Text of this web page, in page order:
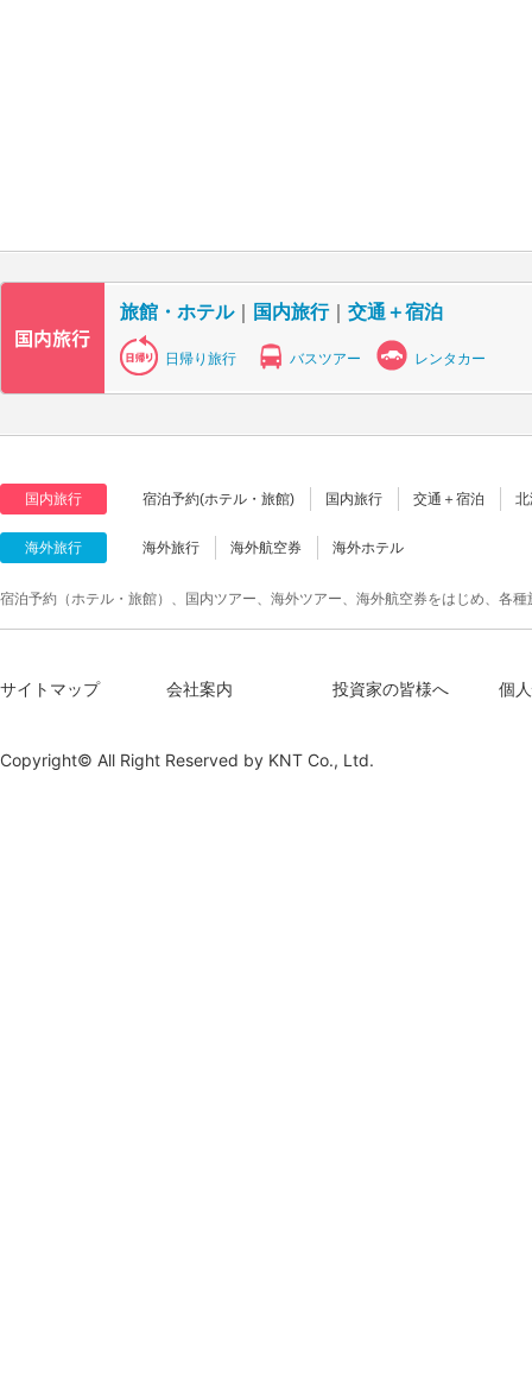
旅館・ホテル｜ 国内旅行｜ 交通＋宿泊
日帰り旅行 バスツアー レンタカー
国内旅行 宿泊予約(ホテル・旅館) 国内旅行 交通＋宿泊
海外旅行 海外旅行 海外航空券 海外ホテル
宿泊予約（ホテル・旅館）、国内ツアー、海外ツアー、海外航空券をはじめ、各
サイトマップ 会社案内 投資家の皆様へ 個
Copyright© All Right Reserved by KNT Co., Ltd.